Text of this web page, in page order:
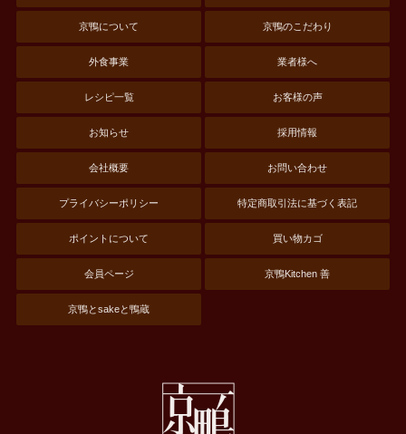
京鴨について 京鴨のこだわり
外食事業 業者様へ
レシピ一覧 お客様の声
お知らせ 採用情報
会社概要 お問い合わせ
プライバシーポリシー 特定商取引法に基づく表記
ポイントについて 買い物カゴ
会員ページ 京鴨Kitchen 善
京鴨とsakeと鴨蔵